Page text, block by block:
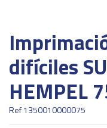
difíciles
HEMPEL
Ref1350010000075